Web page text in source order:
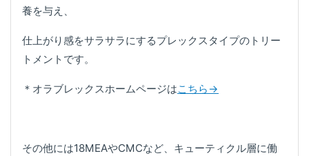
養を与え、
仕上がり感をサラサラにするプレックスタイプのトリー
トメントです。
＊オラブレックスホームページはこちら→
その他には18MEAやCMCなど、キューティクル層に働